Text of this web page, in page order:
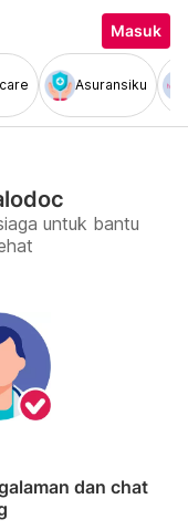
Masuk
Asuransiku
untuk bantu
dan chat